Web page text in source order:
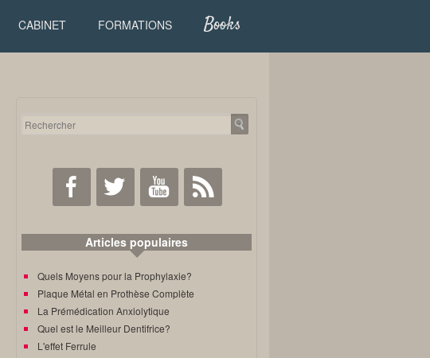
CABINET FORMATIONS Books
Facebook Twitter Youtube
Articles populaires
Quels Moyens pour la Prophylaxie?
Plaque Métal en Prothèse Complète
La Prémédication Anxiolytique
Quel est le Meilleur Dentifrice?
L'effet Ferrule